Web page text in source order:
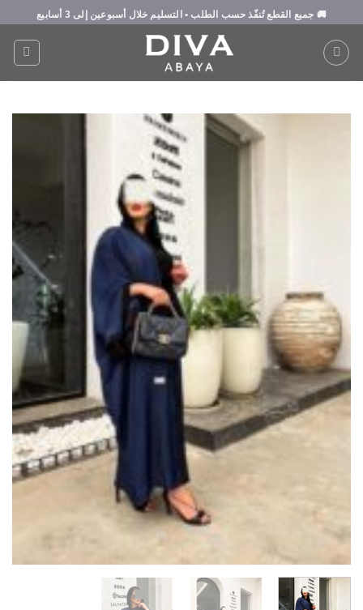
content
🚚 جميع القطع تُنفّذ حسب الطلب • التسليم خلال أسبوعين إلى 3 أسابيع